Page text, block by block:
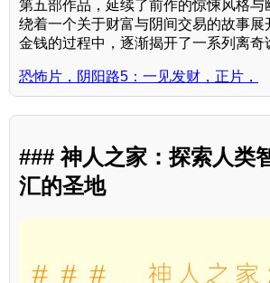
第五部作品，延续了前作的惊悚风格与
绕着一个关于财富与阴间交易的故事展
金钱的过程中，逐渐揭开了一系列离奇
恐怖片，阴阳路5：一见发财，正片，
### 神人之家：探索人类
汇的圣地